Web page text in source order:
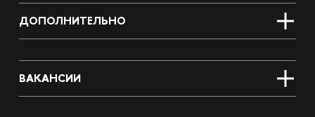
ДОПОЛНИТЕЛЬНО
ВАКАНСИИ